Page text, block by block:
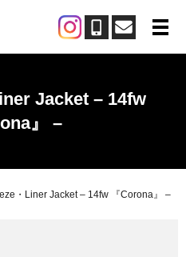
メ
Jacket – 14fw
』 –
・Liner Jacket – 14fw 『Corona』 –